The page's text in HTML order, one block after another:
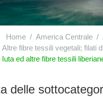
Home America Centrale
Altre fibre tessili vegetali; filati di carta e tessuti
Iuta ed altre fibre tessili liberiane (esclusi il lino, la canapa ed il ramiè), gregge o preparate, ma non filate; stoppe e cascami di tali fibre
delle